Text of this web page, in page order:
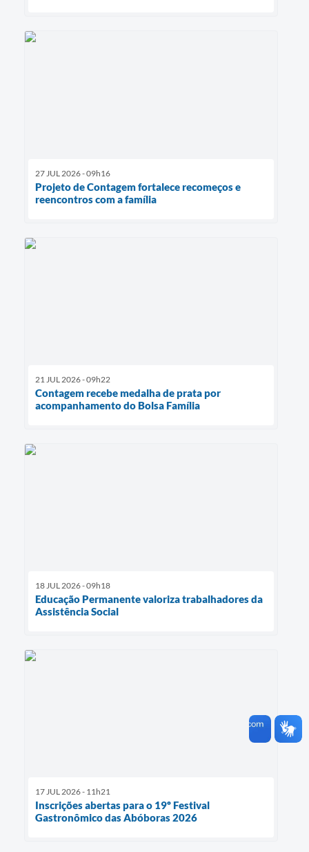
27 JUL 2026 - 09h16
Projeto de Contagem fortalece recomeços e
reencontros com a família
21 JUL 2026 - 09h22
Contagem recebe medalha de prata por
acompanhamento do Bolsa Família
18 JUL 2026 - 09h18
Educação Permanente valoriza trabalhadores da
Assistência Social
17 JUL 2026 - 11h21
Inscrições abertas para o 19º Festival
Gastronômico das Abóboras 2026